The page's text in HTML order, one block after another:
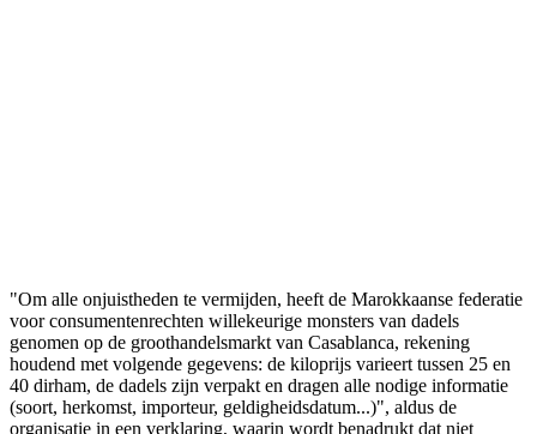
"Om alle onjuistheden te vermijden, heeft de Marokkaanse federatie
voor consumentenrechten willekeurige monsters van dadels
genomen op de groothandelsmarkt van Casablanca, rekening
houdend met volgende gegevens: de kiloprijs varieert tussen 25 en
40 dirham, de dadels zijn verpakt en dragen alle nodige informatie
(soort, herkomst, importeur, geldigheidsdatum...)", aldus de
organisatie in een verklaring, waarin wordt benadrukt dat niet